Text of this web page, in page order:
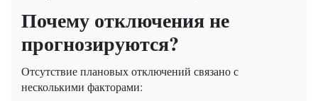
Почему отключения не
прогнозируются?
Отсутствие плановых отключений связано с
несколькими факторами: